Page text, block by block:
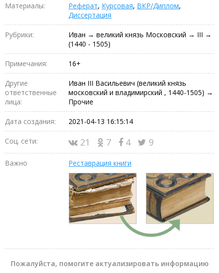
Материалы: Реферат, Курсовая, ВКР/Диплом,
Диссертация
Рубрики:
Иван → великий князь Московский → III →
(1440 - 1505)
Примечания: 16+
Другие
ответственные
лица:
Иван III Васильевич (великий князь
московский и владимирский , 1440-1505) →
Прочие
Дата создания: 2021-04-13 16:15:14
Соц. сети: 21 7 4 9
Важно Реставрация книги
Пожалуйста, помогите актуализировать информацию